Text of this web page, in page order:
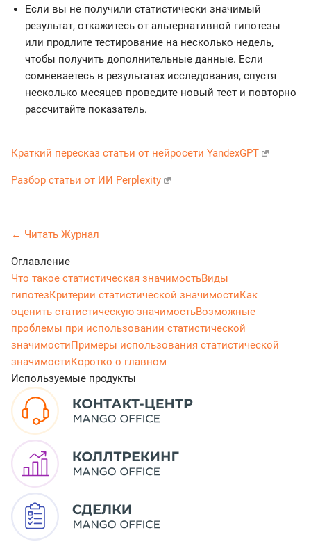
Если вы не получили статистически значимый
результат, откажитесь от альтернативной гипотезы
или продлите тестирование на несколько недель,
чтобы получить дополнительные данные. Если
сомневаетесь в результатах исследования, спустя
несколько месяцев проведите новый тест и повторно
рассчитайте показатель.
Краткий пересказ статьи от нейросети YandexGPT
Разбор статьи от ИИ Perplexity
← Читать Журнал
Оглавление
Что такое статистическая значимостьВиды
гипотезКритерии статистической значимостиКак
оценить статистическую значимостьВозможные
проблемы при использовании статистической
значимостиПримеры использования статистической
значимостиКоротко о главном
Используемые продукты